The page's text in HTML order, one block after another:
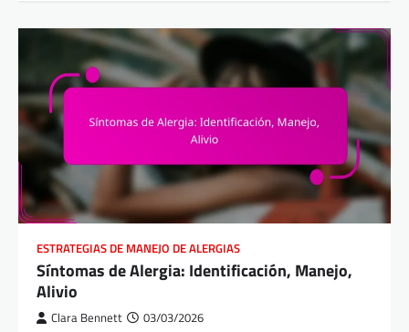
ESTRATEGIAS DE MANEJO DE ALERGIAS
Síntomas de Alergia: Identificación, Manejo,
Alivio
Clara Bennett 03/03/2026